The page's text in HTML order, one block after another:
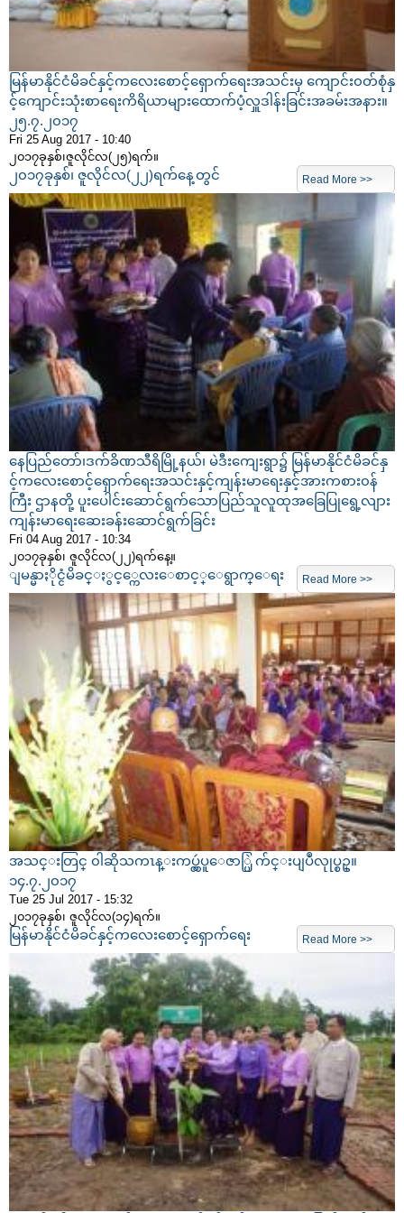
မြန်မာနိုင်ငံမိခင်နှင့်ကလေးစောင့်ရှောက်ရေးအသင်းမှ ကျောင်း၀တ်စုံနှ
င့်ကျောင်းသုံးစာရေးကိရိယာများထောက်ပံ့လှူဒါန်းခြင်းအခမ်းအနား။
၂၅.၇.၂၀၁၇
Fri 25 Aug 2017 - 10:40
၂၀၁၇ခုနှစ်၊ဇူလိုင်လ(၂၅)ရက်။
Read More >>
၂၀၁၇ခုနှစ်၊ ဇူလိုင်လ(၂၂)ရက်နေ့တွင်
နေပြည်တော်၊ဒက်ခိဏသီရိမြို့နယ်၊ မဲဒီးကျေးရွာ၌ မြန်မာနိုင်ငံမိခင်နှ
င့်ကလေးစောင့်ရှောက်ရေးအသင်းနှင့်ကျန်းမာရေးနှင့်အားကစား၀န်
ကြီး ဌာနတို့ ပူးပေါင်းဆောင်ရွက်သောပြည်သူလူထုအခြေပြုရွေ့လျား
ကျန်းမာရေးဆေးခန်းဆောင်ရွက်ခြင်း
Fri 04 Aug 2017 - 10:34
၂၀၁၇ခုနှစ်၊ ဇူလိုင်လ(၂၂)ရက်နေ့။
Read More >>
ျမန္မာႏိုင္ငံမိခင္ႏွင့္ကေလးေစာင့္ေရွာက္ေရး
အသင္းတြင္ ၀ါဆိုသကၤန္းကပ္လွဴပူေဇာ္ပြဲ က်င္းပျပဳလုုပ္စဥ္။
၁၄.၇.၂၀၁၇
Tue 25 Jul 2017 - 15:32
၂၀၁၇ခုနှစ်၊ ဇူလိုင်လ(၁၄)ရက်။
Read More >>
မြန်မာနိုင်ငံမိခင်နှင့်ကလေးစောင့်ရှောက်ရေး